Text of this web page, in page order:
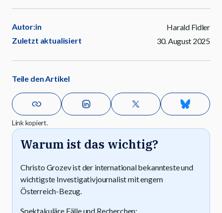
Autor:in
Harald Fidler
Zuletzt aktualisiert
30. August 2025
Teile den Artikel
Link kopiert.
Warum ist das wichtig?
Christo Grozev ist der international bekannteste und
wichtigste Investigativjournalist mit engem
Österreich-Bezug.
Spektakuläre Fälle und Recherchen: